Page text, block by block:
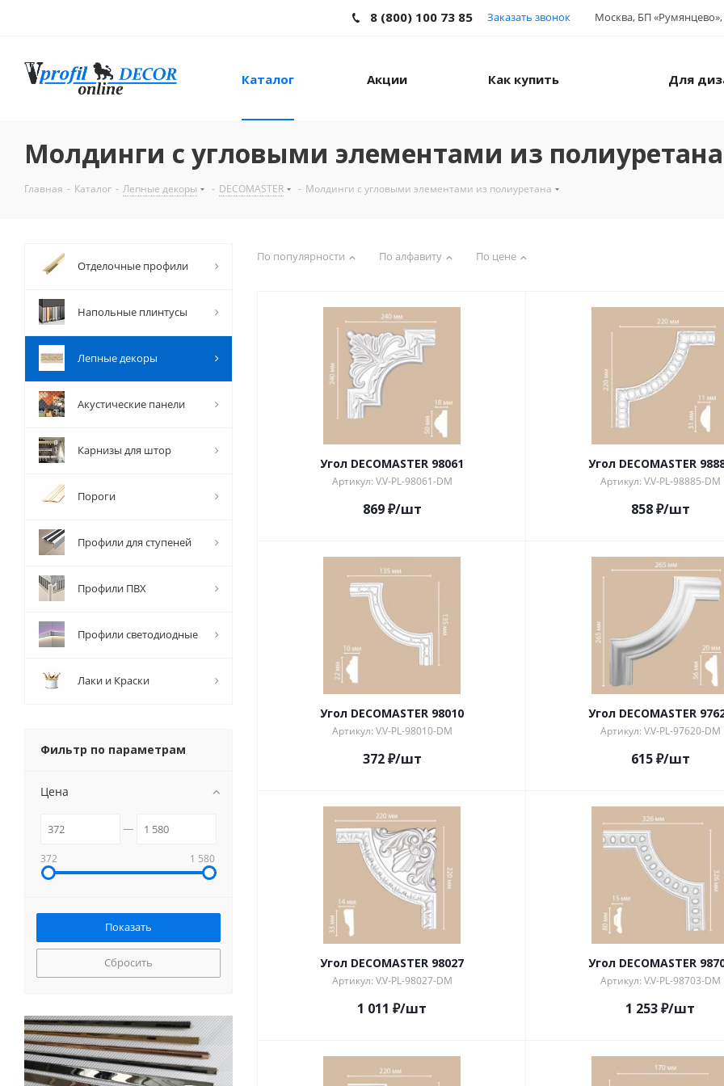
Москва, БП
8 (800) 100 73 85 Заказать звонок
Каталог Акции Как купить Для
Молдинги с угловыми элементами из полиуретана
Главная - Каталог - Лепные декоры - DECOMASTER - Молдинги с угловыми элементами из полиуретана
По популярности По алфавиту По цене
Угол DECOMASTER 98061
Артикул: V.V-PL-98061-DM
869₽/шт
Угол DECOMASTER
Артикул: V.V-PL-98885-DM
858₽/шт
Угол DECOMASTER 98010
Артикул: V.V-PL-98010-DM
372₽/шт
Угол DECOMASTER
Артикул: V.V-PL-97620-DM
615₽/шт
Угол DECOMASTER 98027
Артикул: V.V-PL-98027-DM
1 011 ₽/шт
Угол DECOMASTER
Артикул: V.V-PL-98703-DM
1 253₽/шт
Отделочные профили
Напольные плинтусы
Лепные декоры
Акустические панели
Карнизы для штор
Пороги
Профили для ступеней
Профили ПВХ
Профили светодиодные
Лаки и Краски
Фильтр по параметрам
Цена
372 1 580
Сбросить